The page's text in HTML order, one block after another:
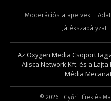
Moderációs alapelvek
Játékszabályzat
Az Oxygen Media Csoport
Alisca Network Kft. és a Lajta
Média
© 2026 - Győri Hírek és